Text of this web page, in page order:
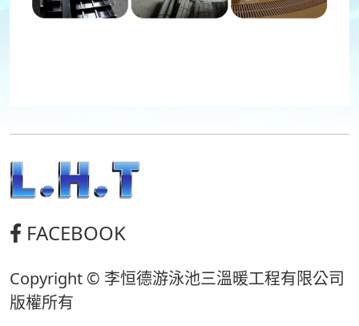
FACEBOOK
Copyright © 李恒德游泳池三溫暖工程有限公司
版權所有